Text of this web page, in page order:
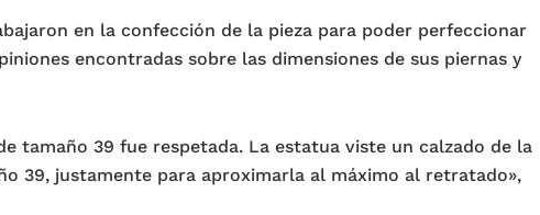
en la confección de la pieza para poder perfeccionar
encontradas sobre las dimensiones de sus piernas y
tamaño 39 fue respetada. La estatua viste un calzado de la
39, justamente para aproximarla al máximo al retratado»,